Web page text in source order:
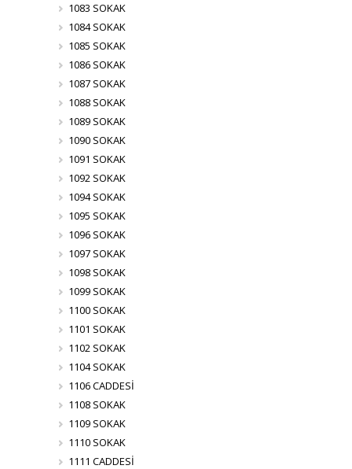
1083 SOKAK
1084 SOKAK
1085 SOKAK
1086 SOKAK
1087 SOKAK
1088 SOKAK
1089 SOKAK
1090 SOKAK
1091 SOKAK
1092 SOKAK
1094 SOKAK
1095 SOKAK
1096 SOKAK
1097 SOKAK
1098 SOKAK
1099 SOKAK
1100 SOKAK
1101 SOKAK
1102 SOKAK
1104 SOKAK
1106 CADDESİ
1108 SOKAK
1109 SOKAK
1110 SOKAK
1111 CADDESİ